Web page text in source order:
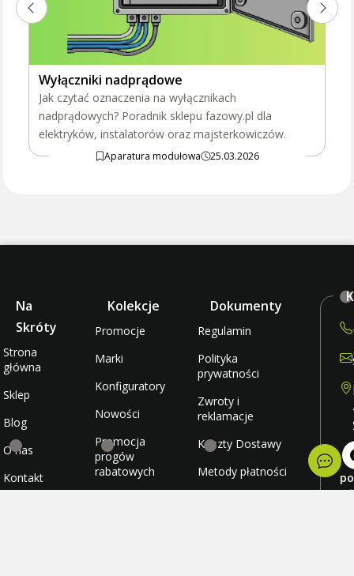
Wyłączniki nadprądowe
Aparatura modułowa 25.03.2026
Jak czytać oznaczenia na wyłącznikach
nadprądowych? Poradnik sklepu fazowy.pl dla
elektryków, instalatorów oraz majsterkowiczów.
Na
Skróty
Strona
główna
Sklep
Blog
O nas
Kontakt
Kolekcje
Promocje
Marki
Konfiguratory
Nowości
Promocja
progów
rabatowych
Dokumenty
Regulamin
Polityka
prywatności
Zwroty i
reklamacje
Koszty Dostawy
Metody płatności